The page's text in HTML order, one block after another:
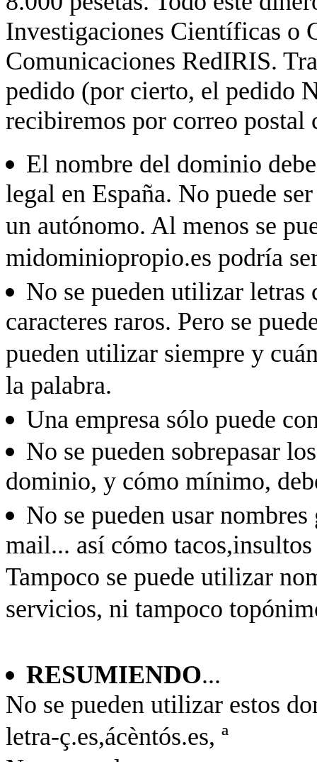
Investigaciones Científicas o
Comunicaciones RedIRIS.
pedido (por cierto, el pedido
recibiremos por correo
El nombre del dominio
legal en España. No puede
un autónomo. Al menos se
midominiopropio.es podría
No se pueden utilizar
caracteres raros. Pero se
pueden utilizar siempre y
la palabra.
Una empresa sólo puede
No se pueden sobrepasar
dominio, y cómo mínimo,
No se pueden usar
mail... así cómo
Tampoco se puede utilizar
servicios, ni tampoco
RESUMIENDO...
No se pueden utilizar estos
letra-ç.es,ácèntós.es, ª